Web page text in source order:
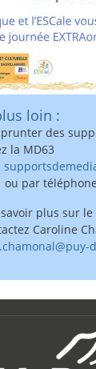
loin :
des
la MD63
ou par
plus sur
Caroline